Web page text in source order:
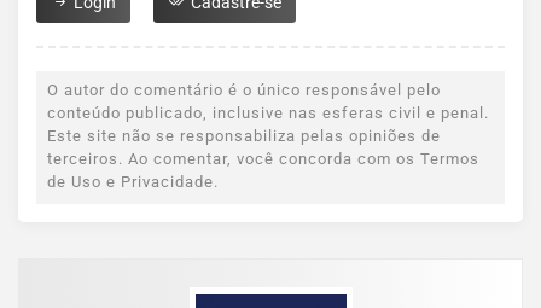
O autor do comentário é o único responsável pelo
conteúdo publicado, inclusive nas esferas civil e penal.
Este site não se responsabiliza pelas opiniões de
terceiros. Ao comentar, você concorda com os Termos
de Uso e Privacidade.